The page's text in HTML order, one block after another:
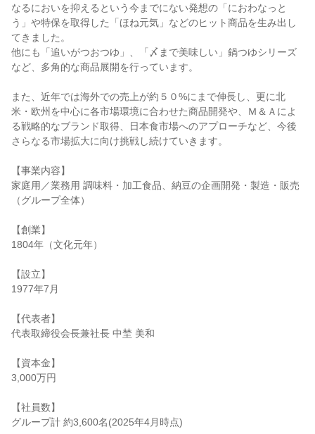
なるにおいを抑えるという今までにない発想の「におわなっと
う」や特保を取得した「ほね元気」などのヒット商品を生み出し
てきました。
他にも「追いがつおつゆ」、「〆まで美味しい」鍋つゆシリーズ
など、多角的な商品展開を行っています。
また、近年では海外での売上が約５０%にまで伸長し、更に北
米・欧州を中心に各市場環境に合わせた商品開発や、Ｍ＆Ａによ
る戦略的なブランド取得、日本食市場へのアプローチなど、今後
さらなる市場拡大に向け挑戦し続けていきます。
【事業内容】
家庭用／業務用 調味料・加工食品、納豆の企画開発・製造・販売
（グループ全体）
【創業】
1804年（文化元年）
【設立】
1977年7月
【代表者】
代表取締役会長兼社長 中埜 美和
【資本金】
3,000万円
【社員数】
グループ計 約3,600名(2025年4月時点)